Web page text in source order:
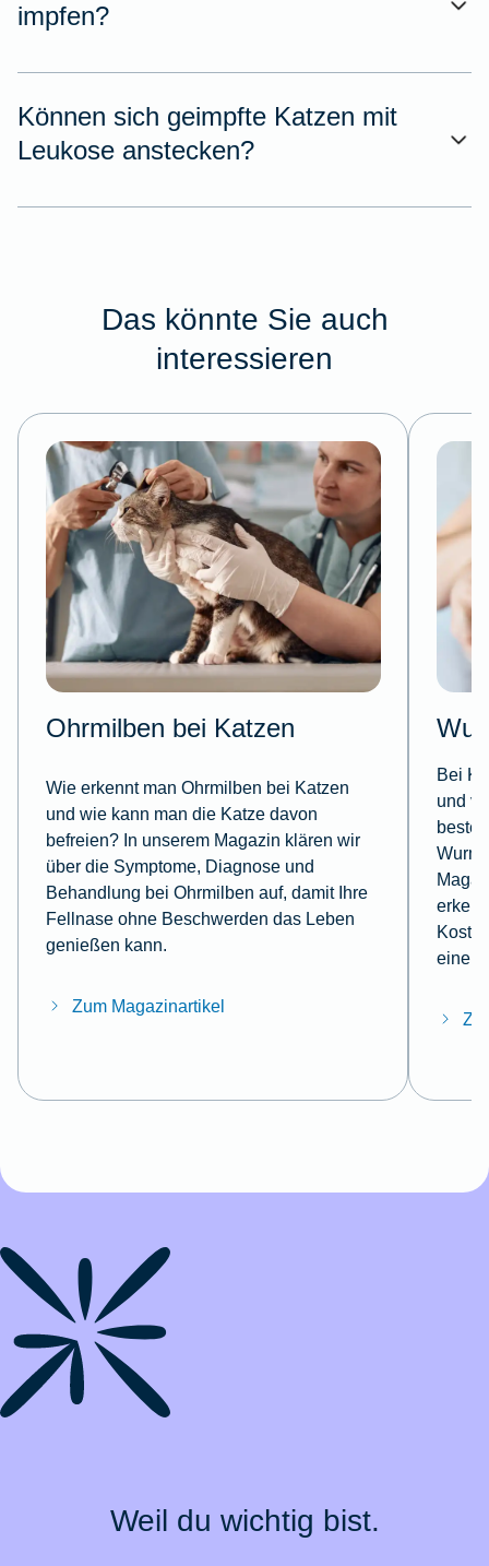
impfen?
Können sich geimpfte Katzen mit
Leukose anstecken?
Das könnte Sie auch
interessieren
Ohrmilben bei Katzen
Wie erkennt man Ohrmilben bei Katzen
und wie kann man die Katze davon
befreien? In unserem Magazin klären wir
über die Symptome, Diagnose und
Behandlung bei Ohrmilben auf, damit Ihre
Fellnase ohne Beschwerden das Leben
genießen kann.
Zum Magazinartikel
Bei
und
eine
Weil du wichtig bist.